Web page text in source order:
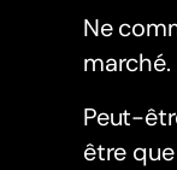
Ne
marché.
Peut-
être